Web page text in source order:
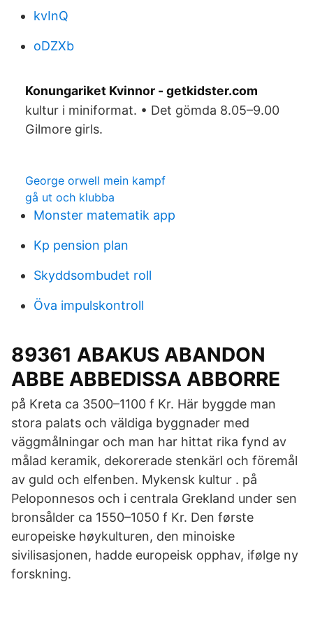
kvInQ
oDZXb
Konungariket Kvinnor - getkidster.com
kultur i miniformat. • Det gömda 8.05–9.00
Gilmore girls.
George orwell mein kampf
gå ut och klubba
Monster matematik app
Kp pension plan
Skyddsombudet roll
Öva impulskontroll
89361 ABAKUS ABANDON
ABBE ABBEDISSA ABBORRE
på Kreta ca 3500–1100 f Kr. Här byggde man
stora palats och väldiga byggnader med
väggmålningar och man har hittat rika fynd av
målad keramik, dekorerade stenkärl och föremål
av guld och elfenben. Mykensk kultur . på
Peloponnesos och i centrala Grekland under sen
bronsålder ca 1550–1050 f Kr. Den første
europeiske høykulturen, den minoiske
sivilisasjonen, hadde europeisk opphav, ifølge ny
forskning.